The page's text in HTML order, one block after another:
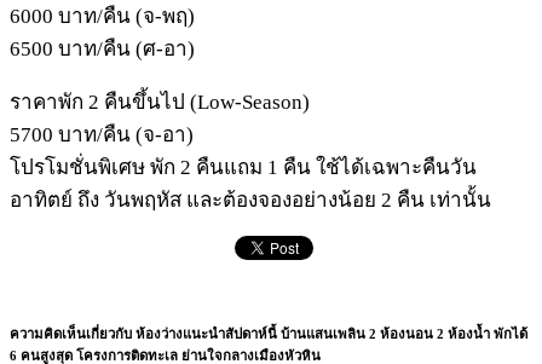
6000 บาท/คืน (จ-พฤ)
6500 บาท/คืน (ศ-อา)
ราคาพัก 2 คืนขึ้นไป (Low-Season)
5700 บาท/คืน (จ-อา)
โปรโมชั่นพิเศษ พัก 2 คืนแถม 1 คืน ใช้ได้เฉพาะคืนวัน
อาทิตย์ ถึง วันพฤหัส และต้องจองอย่างน้อย 2 คืน เท่านั้น
ความคิดเห็นเกี่ยวกับ ห้องว่างแนะนำสัปดาห์นี้ บ้านแสนเพลิน 2 ห้องนอน 2 ห้องน้ำ พักได้
6 คนสูงสุด โครงการติดทะเล ย่านใจกลางเมืองหัวหิน